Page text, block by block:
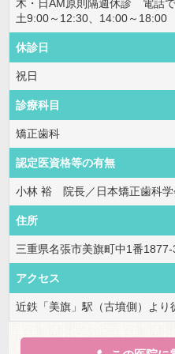
木・日AM原則隔週休診 電話
土9:00～12:30、14:00～18:00
休診日
祝日
診療科目
矯正歯科
認定医資格等の有無
小林 裕 院長／日本矯正歯科学
住所
三重県名張市美旗町中1番1877-
アクセス
近鉄「美旗」駅（古墳側）より